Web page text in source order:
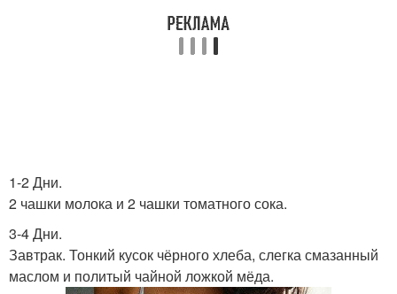
1-2 Дни.
2 чашки молока и 2 чашки томатного сока.
3-4 Дни.
Завтрак. Тонкий кусок чёрного хлеба, слегка смазанный
маслом и политый чайной ложкой мёда.